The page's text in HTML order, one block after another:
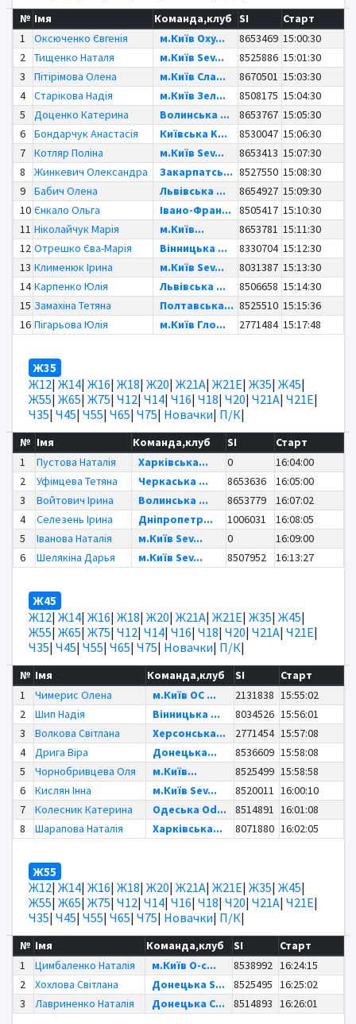
№ Імя Команда,клуб SI
Старт
1
Оксюченко Євгенія м.Київ Oxy... 8653469 15:00:30
2
Тищенко Наталя м.Київ Sev... 8525886 15:01:30
3
Пітірімова Олена м.Київ Сла... 8670501 15:03:30
4
Старікова Надія м.Київ Зел... 8508175 15:04:30
5
Доценко Катерина Волинська ... 8653767 15:05:30
6
Бондарчук Анастасія Київська K... 8530047 15:06:30
7
Котляр Поліна м.Київ Sev... 8653413 15:07:30
8
Жинкевич Олександра Закарпатсь... 8527550 15:08:30
9
Бабич Олена Львівська ... 8654927 15:09:30
10 Єнкало Ольга Івано-Фран... 8505417 15:10:30
11 Ніколайчук Марія м.Київ... 8653781 15:11:30
12 Отрешко Єва-Марія Вінницька ... 8330704 15:12:30
13 Клименюк Ірина м.Київ Sev... 8031387 15:13:30
14 Карпенко Юлія Львівська ... 8506658 15:14:30
15 Замахіна Тетяна Полтавська... 8525510 15:15:36
16 Пігарьова Юлія м.Київ Гло... 2771484 15:17:48
Ж35
Ж12| Ж14| Ж16| Ж18| Ж20| Ж21А| Ж21Е| Ж35| Ж45|
Ж55| Ж65| Ж75| Ч12| Ч14| Ч16| Ч18| Ч20| Ч21А| Ч21Е|
Ч35| Ч45| Ч55| Ч65| Ч75| Новачки| П/К|
№ Імя Команда,клуб SI
Старт
1
Пустова Наталія Харківська... 0
16:04:00
2
Уфімцева Тетяна Черкаська ... 8653636
16:05:00
3
Войтович Ірина Волинська ... 8653779
16:07:02
4
Селезень Ірина Дніпропетр... 1006031
16:08:05
5
Іванова Наталія м.Київ Sev... 0
16:09:00
6
Шелякіна Дарья м.Київ Sev... 8507952 16:13:27
Ж45
Ж12| Ж14| Ж16| Ж18| Ж20| Ж21А| Ж21Е| Ж35| Ж45|
Ж55| Ж65| Ж75| Ч12| Ч14| Ч16| Ч18| Ч20| Ч21А| Ч21Е|
Ч35| Ч45| Ч55| Ч65| Ч75| Новачки| П/К|
№ Імя Команда,клуб SI
Старт
1
Чимерис Олена м.Київ OC ... 2131838 15:55:02
2
Шип Надія Вінницька ... 8034526 15:56:01
3
Волкова Світлана Херсонська... 2771454 15:57:08
4
Дрига Віра Донецька... 8536609 15:58:08
5
Чорнобривцева Оля м.Київ... 8525499 15:58:58
6
Кислян Інна м.Київ Sev... 8520011 16:00:10
7
Колесник Катерина Одеська Od... 8514891 16:01:08
8
Шарапова Наталія Харківська... 8071880 16:02:05
Ж55
Ж12| Ж14| Ж16| Ж18| Ж20| Ж21А| Ж21Е| Ж35| Ж45|
Ж55| Ж65| Ж75| Ч12| Ч14| Ч16| Ч18| Ч20| Ч21А| Ч21Е|
Ч35| Ч45| Ч55| Ч65| Ч75| Новачки| П/К|
№ Імя Команда,клуб SI
Старт
1
Цимбаленко Наталія м.Київ O-c... 8538992 16:24:15
2
Хохлова Світлана Донецька S... 8525495 16:25:02
3
Лавриненко Наталія Донецька С... 8514893 16:26:01